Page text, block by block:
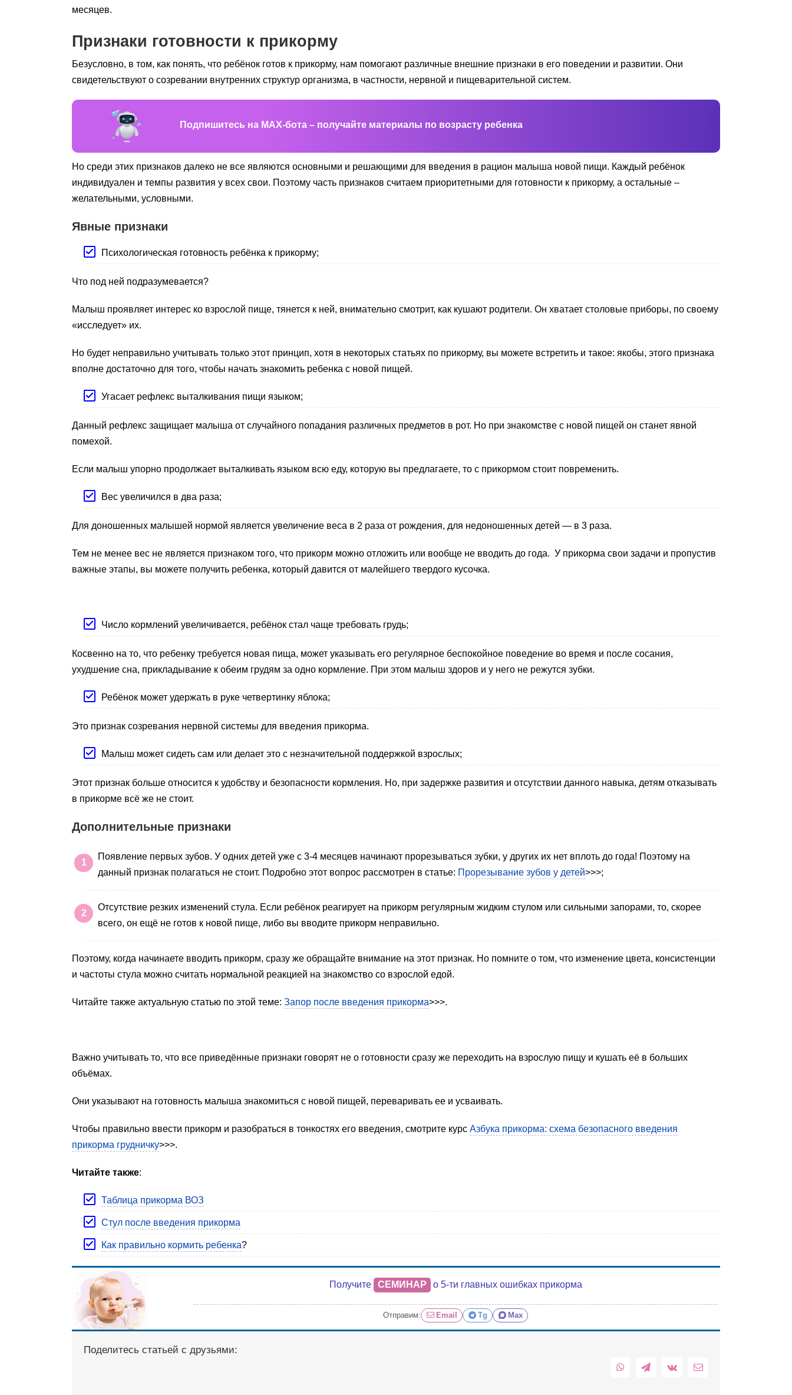
месяцев.
Признаки готовности к прикорму
Безусловно, в том, как понять, что ребёнок готов к прикорму, нам помогают различные внешние признаки в его поведении и развитии. Они
свидетельствуют о созревании внутренних структур организма, в частности, нервной и пищеварительной систем.
Подпишитесь на MAX-бота – получайте материалы по возрасту ребенка
Но среди этих признаков далеко не все являются основными и решающими для введения в рацион малыша новой пищи. Каждый ребёнок
индивидуален и темпы развития у всех свои. Поэтому часть признаков считаем приоритетными для готовности к прикорму, а остальные –
желательными, условными.
Явные признаки
Психологическая готовность ребёнка к прикорму;
Что под ней подразумевается?
Малыш проявляет интерес ко взрослой пище, тянется к ней, внимательно смотрит, как кушают родители. Он хватает столовые приборы, по своему
«исследует» их.
Но будет неправильно учитывать только этот принцип, хотя в некоторых статьях по прикорму, вы можете встретить и такое: якобы, этого признака
вполне достаточно для того, чтобы начать знакомить ребенка с новой пищей.
Угасает рефлекс выталкивания пищи языком;
Данный рефлекс защищает малыша от случайного попадания различных предметов в рот. Но при знакомстве с новой пищей он станет явной
помехой.
Если малыш упорно продолжает выталкивать языком всю еду, которую вы предлагаете, то с прикормом стоит повременить.
Вес увеличился в два раза;
Для доношенных малышей нормой является увеличение веса в 2 раза от рождения, для недоношенных детей — в 3 раза.
Тем не менее вес не является признаком того, что прикорм можно отложить или вообще не вводить до года. У прикорма свои задачи и пропустив
важные этапы, вы можете получить ребенка, который давится от малейшего твердого кусочка.
Число кормлений увеличивается, ребёнок стал чаще требовать грудь;
Косвенно на то, что ребенку требуется новая пища, может указывать его регулярное беспокойное поведение во время и после сосания,
ухудшение сна, прикладывание к обеим грудям за одно кормление. При этом малыш здоров и у него не режутся зубки.
Ребёнок может удержать в руке четвертинку яблока;
Это признак созревания нервной системы для введения прикорма.
Малыш может сидеть сам или делает это с незначительной поддержкой взрослых;
Этот признак больше относится к удобству и безопасности кормления. Но, при задержке развития и отсутствии данного навыка, детям отказывать
в прикорме всё же не стоит.
Дополнительные признаки
Появление первых зубов. У одних детей уже с 3-4 месяцев начинают прорезываться зубки, у других их нет вплоть до года! Поэтому на
данный признак полагаться не стоит. Подробно этот вопрос рассмотрен в статье: Прорезывание зубов у детей>>>;
Отсутствие резких изменений стула. Если ребёнок реагирует на прикорм регулярным жидким стулом или сильными запорами, то, скорее
всего, он ещё не готов к новой пище, либо вы вводите прикорм неправильно.
Поэтому, когда начинаете вводить прикорм, сразу же обращайте внимание на этот признак. Но помните о том, что изменение цвета, консистенции
и частоты стула можно считать нормальной реакцией на знакомство со взрослой едой.
Читайте также актуальную статью по этой теме: Запор после введения прикорма>>>.
Важно учитывать то, что все приведённые признаки говорят не о готовности сразу же переходить на взрослую пищу и кушать её в больших
объёмах.
Они указывают на готовность малыша знакомиться с новой пищей, переваривать ее и усваивать.
Чтобы правильно ввести прикорм и разобраться в тонкостях его введения, смотрите курс Азбука прикорма: схема безопасного введения
прикорма грудничку>>>.
Читайте также:
Таблица прикорма ВОЗ
Стул после введения прикорма
Как правильно кормить ребенка?
Получите СЕМИНАР о 5-ти главных ошибках прикорма
Отправим: Email Tg Max
Поделитесь статьей с друзьями:
WhatsAppTelegram
Vk Email